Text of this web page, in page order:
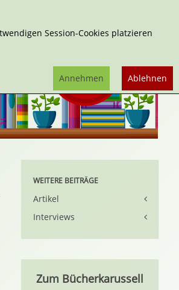
WEITERE BEITRÄGE
Artikel
Interviews
Zum Bücherkarussell
Session-Cookies platzieren
Ablehnen
Annehmen